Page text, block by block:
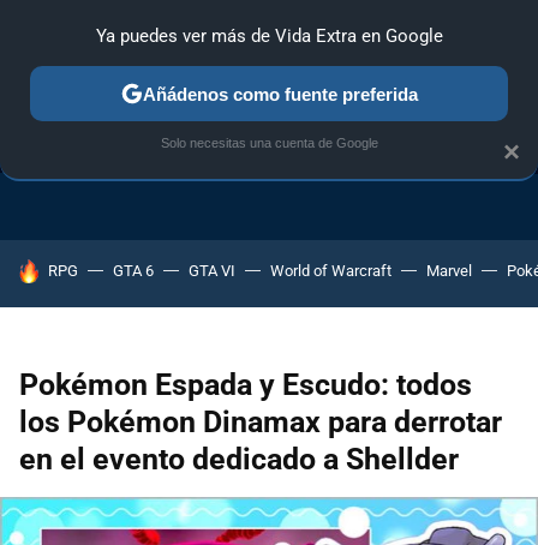
TRUCOS PC TRUCOS XBOX ONE
HOY SE HABLA DE
RPG GTA 6 GTA VI World of Warcraft Marvel
Pokémon Espada y Escudo: todos
los Pokémon Dinamax para derrotar
en el evento dedicado a Shellder
×
Ya puedes ver más de Vida Extra en Google
Añádenos como fuente preferida
Solo necesitas una cuenta de Google